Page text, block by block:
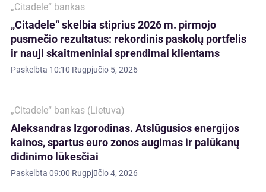
„Citadele“ bankas
„Citadele“ skelbia stiprius 2026 m. pirmojo
pusmečio rezultatus: rekordinis paskolų portfelis
ir nauji skaitmeniniai sprendimai klientams
Paskelbta 10:10 Rugpjūčio 5, 2026
„Citadele“ bankas (Lietuva)
Aleksandras Izgorodinas. Atslūgusios energijos
kainos, spartus euro zonos augimas ir palūkanų
didinimo lūkesčiai
Paskelbta 09:00 Rugpjūčio 4, 2026